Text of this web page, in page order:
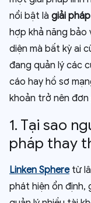
nổi bật là giải
hợp khả năng bảo
diện mà bất kỳ ai
đang quản lý các
cáo hay hồ sơ
khoản trở nên đơn
1. Tại sao
pháp thay
Linken Spheretừ
phát hiện ổn định,